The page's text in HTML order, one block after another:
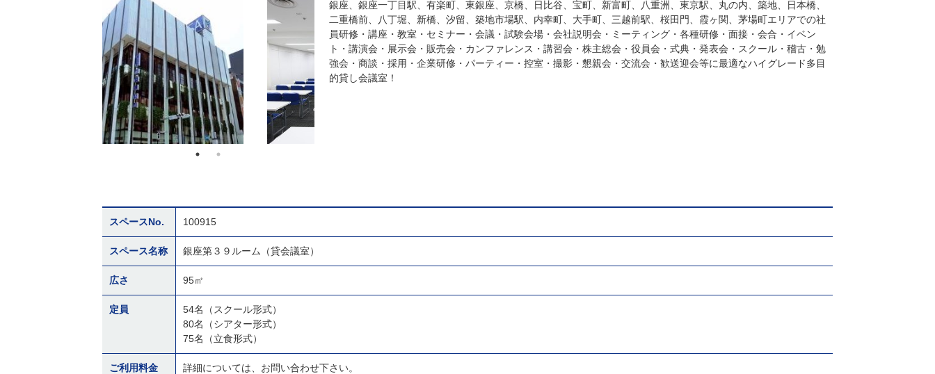
銀座、銀座一丁目駅、有楽町、東銀座、京橋、日比谷、宝町、新富町、八重洲、東京駅、丸の内、築地、日本橋、
二重橋前、八丁堀、新橋、汐留、築地市場駅、内幸町、大手町、三越前駅、桜田門、霞ヶ関、茅場町エリアでの社
員研修・講座・教室・セミナー・会議・試験会場・会社説明会・ミーティング・各種研修・面接・会合・イベン
ト・講演会・展示会・販売会・カンファレンス・講習会・株主総会・役員会・式典・発表会・スクール・稽古・勉
強会・商談・採用・企業研修・パーティー・控室・撮影・懇親会・交流会・歓送迎会等に最適なハイグレード多目
的貸し会議室！
スペースNo. 100915
スペース名称 銀座第３９ルーム（貸会議室）
広さ 95㎡
定員
54名（スクール形式）
80名（シアター形式）
75名（立食形式）
ご利用料金 詳細については、お問い合わせ下さい。